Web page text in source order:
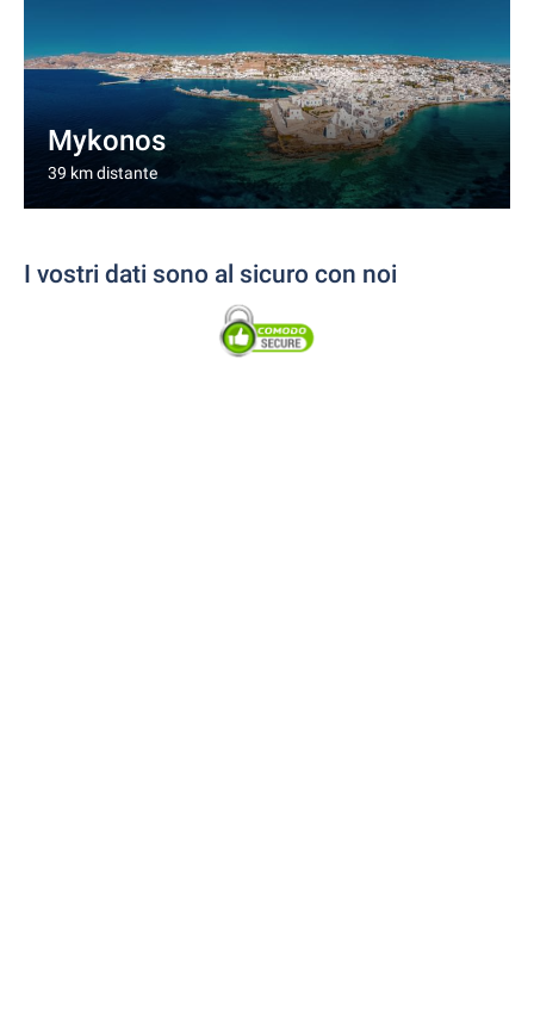
Mykonos
39 km distante
I vostri dati sono al sicuro con noi